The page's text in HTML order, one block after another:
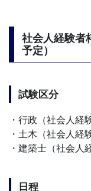
社会人経験者
予定）
試験区分
・行政（社会人経
・土木（社会人経
・建築士（社会人
日程